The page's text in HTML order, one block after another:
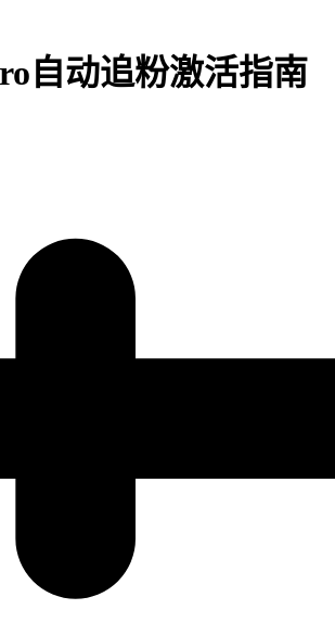
自动追粉激活指南